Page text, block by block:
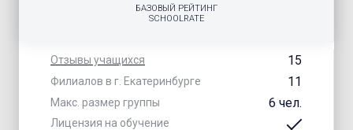
Отзывы учащихся 15
Филиалов в г. Екатеринбурге 11
Макс. размер группы 6 чел.
Лицензия на обучение
БАЗОВЫЙ РЕЙТИНГ
SCHOOLRATE